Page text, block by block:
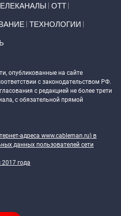
ОТТ
ТЕХНОЛОГИИ
опубликованные на сайте
с законодательством РФ.
с редакцией не более трети
с обязательной прямой
адреса www.cableman.ru) в
данных пользователей сети
года